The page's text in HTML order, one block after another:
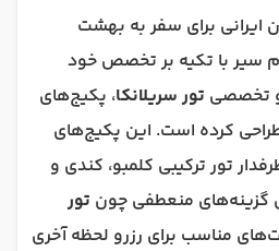
ایرانی برای سفر به بهشت
سیر با تکیه بر تخصص خود
تخصصی تور سریلانکا، پکیج‌های
را برای سال 1404 طراحی کرده است. این پکیج‌های
تور ترکیبی کلمبو، کندی و
گزینه‌های منعطفی چون تور
مناسب برای رزرو لحظه آخری